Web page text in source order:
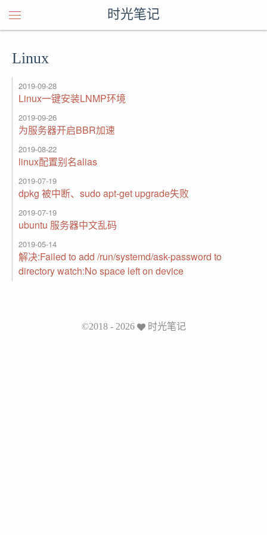
时光笔记
Linux
2019-09-28
Linux一键安装LNMP环境
2019-09-26
为服务器开启BBR加速
2019-08-22
linux配置别名alias
2019-07-19
dpkg 被中断、sudo apt-get upgrade失败
2019-07-19
ubuntu 服务器中文乱码
2019-05-14
解决:Failed to add /run/systemd/ask-password to
directory watch:No space left on device
©2018 - 2026 时光笔记